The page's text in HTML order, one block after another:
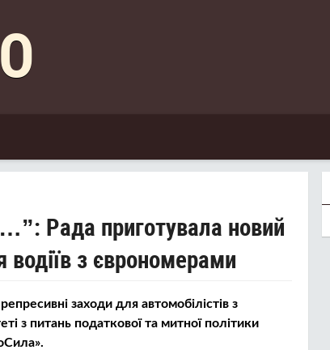
Рада приготувала новий
з єврономерами
заходи для автомобілістів з
з питань податкової та митної політики